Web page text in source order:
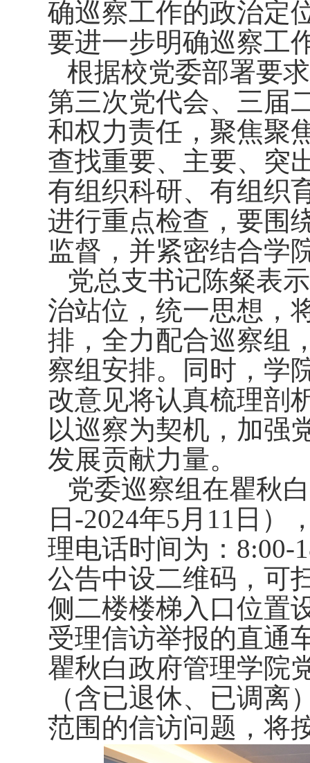
确巡察工作的政治定
要进一步明确巡察工
根据校党委部署要
第三次党代会、三届
和权力责任，聚焦聚
查找重要、主要、突
有组织科研、有组织
进行重点检查，要围
监督，并紧密结合学
党总支书记陈粲表
治站位，统一思想，
排，全力配合巡察组
察组安排。同时，学
改意见将认真梳理剖
以巡察为契机，加强
发展贡献力量。
党委巡察组在瞿秋
日 -2024年5 月 11 日 ）
理电话时间为： 8:00-
公告中设二维码，可
侧二楼楼梯入口位置
受理信访举报的直通
瞿秋白政府管理学院
（含已退休、已调
范围的信访问题，将